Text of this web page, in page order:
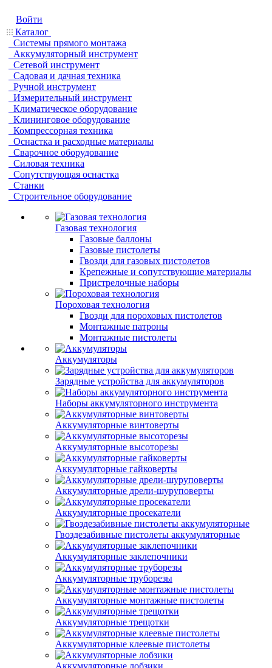
Войти
Каталог
Системы прямого монтажа
Аккумуляторный инструмент
Сетевой инструмент
Садовая и дачная техника
Ручной инструмент
Измерительный инструмент
Климатическое оборудование
Клининговое оборудование
Компрессорная техника
Оснастка и расходные материалы
Сварочное оборудование
Силовая техника
Сопутствующая оснастка
Станки
Строительное оборудование
Газовая технология
Газовые баллоны
Газовые пистолеты
Гвозди для газовых пистолетов
Крепежные и сопутствующие материалы
Пристрелочные наборы
Пороховая технология
Гвозди для пороховых пистолетов
Монтажные патроны
Монтажные пистолеты
Аккумуляторы
Зарядные устройства для аккумуляторов
Наборы аккумуляторного инструмента
Аккумуляторные винтоверты
Аккумуляторные высоторезы
Аккумуляторные гайковерты
Аккумуляторные дрели-шуруповерты
Аккумуляторные просекатели
Гвоздезабивные пистолеты аккумуляторные
Аккумуляторные заклепочники
Аккумуляторные труборезы
Аккумуляторные монтажные пистолеты
Аккумуляторные трещотки
Аккумуляторные клеевые пистолеты
Аккумуляторные лобзики